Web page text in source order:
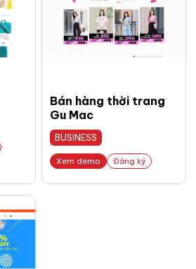
Bán hàng thời trang
Gu Mac
BUSINESS
Xem demo Đăng ký